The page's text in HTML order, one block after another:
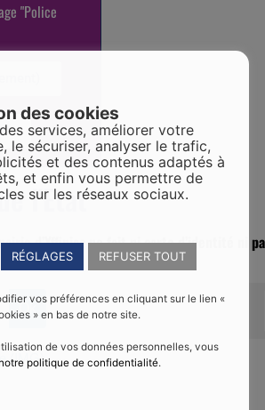
"Police
l'Etat
d’Yffiniac ne fait ni carte d’identité ni
(IMG)
des cookies
services, améliorer votre
le sécuriser, analyser le trafic,
et des contenus adaptés à
et enfin vous permettre de
sur les réseaux sociaux.
RÉGLAGES REFUSER TOUT
vos préférences en cliquant sur le lien «
» en bas de notre site.
de vos données personnelles, vous
politique de confidentialité.